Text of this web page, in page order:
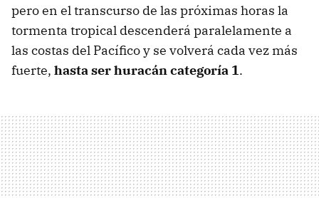
pero en el transcurso de las próximas horas la
tormenta tropical descenderá paralelamente a
las costas del Pacífico y se volverá cada vez más
fuerte, hasta ser huracán categoría 1.